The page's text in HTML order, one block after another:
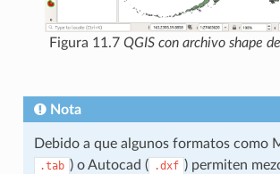
Figura 11.7 QGIS con archivo shape
Nota
Debido a que algunos formatos como
.tab ) o Autocad ( .dxf ) permiten